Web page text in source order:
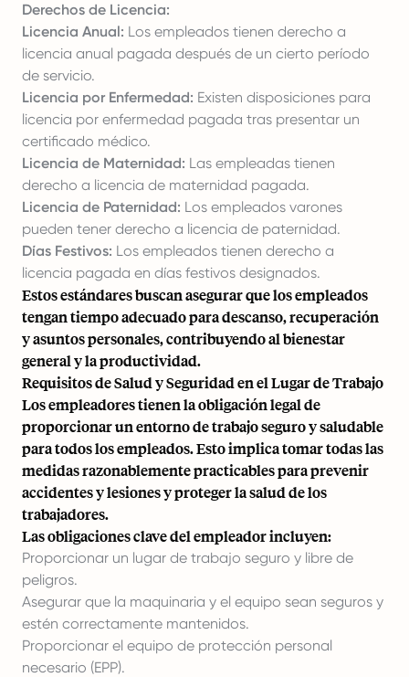
Derechos de Licencia:
Licencia Anual: Los empleados tienen derecho a
licencia anual pagada después de un cierto período
de servicio.
Licencia por Enfermedad: Existen disposiciones para
licencia por enfermedad pagada tras presentar un
certificado médico.
Licencia de Maternidad: Las empleadas tienen
derecho a licencia de maternidad pagada.
Licencia de Paternidad: Los empleados varones
pueden tener derecho a licencia de paternidad.
Días Festivos: Los empleados tienen derecho a
licencia pagada en días festivos designados.
Estos estándares buscan asegurar que los empleados
tengan tiempo adecuado para descanso, recuperación
y asuntos personales, contribuyendo al bienestar
general y la productividad.
Requisitos de Salud y Seguridad en el Lugar de Trabajo
Los empleadores tienen la obligación legal de
proporcionar un entorno de trabajo seguro y saludable
para todos los empleados. Esto implica tomar todas las
medidas razonablemente practicables para prevenir
accidentes y lesiones y proteger la salud de los
trabajadores.
Las obligaciones clave del empleador incluyen:
Proporcionar un lugar de trabajo seguro y libre de
peligros.
Asegurar que la maquinaria y el equipo sean seguros y
estén correctamente mantenidos.
Proporcionar el equipo de protección personal
necesario (EPP).